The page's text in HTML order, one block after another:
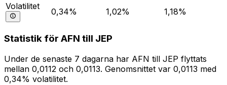
Volatilitet
0,34% 1,02% 1,18%
Statistik för AFN till JEP
Under de senaste 7 dagarna har AFN till JEP flyttats
mellan 0,0112 och 0,0113. Genomsnittet var 0,0113 med
0,34% volatilitet.